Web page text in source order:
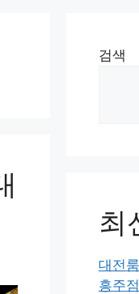
검색
최
대전
흥주